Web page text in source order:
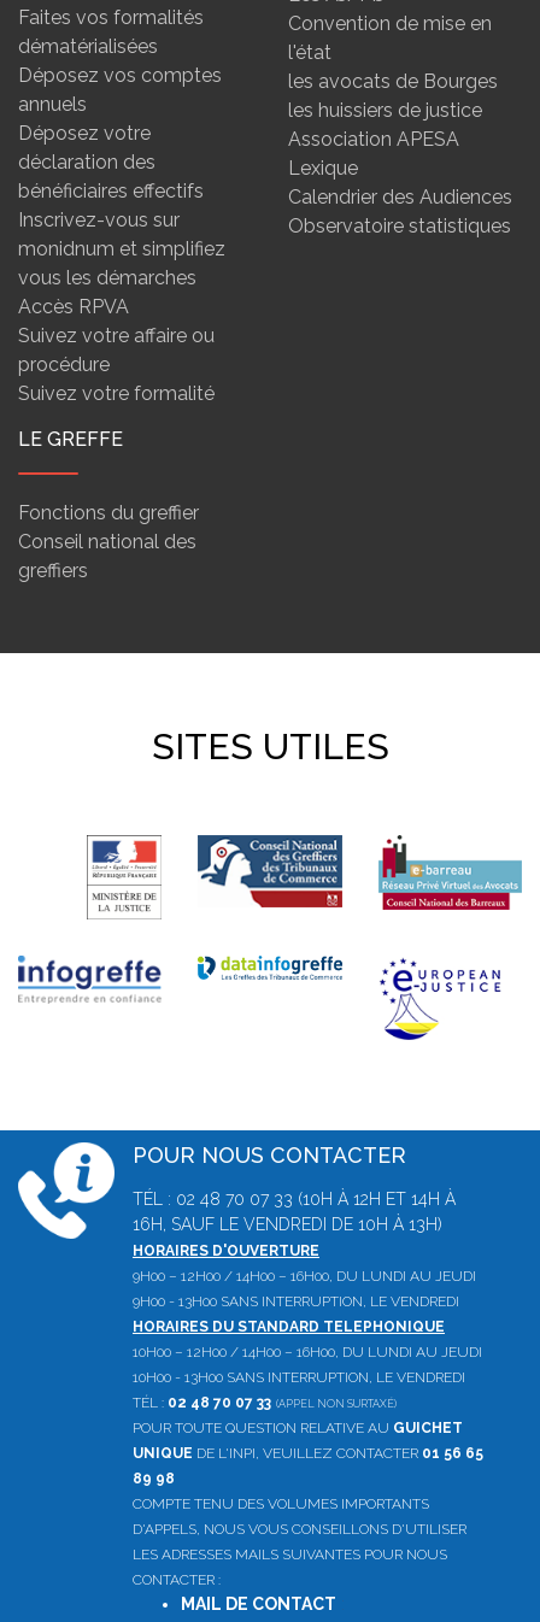
Faites vos formalités
dématérialisées
Déposez vos comptes
annuels
Déposez votre
déclaration des
bénéficiaires effectifs
Inscrivez-vous sur
monidnum et simplifiez
vous les démarches
Accès RPVA
Suivez votre affaire ou
procédure
Suivez votre formalité
Convention de mise en
l'état
les avocats de Bourges
les huissiers de justice
Association APESA
Lexique
Calendrier des Audiences
Observatoire statistiques
LE GREFFE
Fonctions du greffier
Conseil national des
greffiers
SITES UTILES
POUR NOUS CONTACTER
TÉL : 02 48 70 07 33 (10H À 12H ET 14H À
16H, SAUF LE VENDREDI DE 10H À 13H)
HORAIRES D'OUVERTURE
9H00 – 12H00 / 14H00 – 16H00, DU LUNDI AU JEUDI
9H00 - 13H00 SANS INTERRUPTION, LE VENDREDI
HORAIRES DU STANDARD TELEPHONIQUE
10H00 – 12H00 / 14H00 – 16H00, DU LUNDI AU JEUDI
10H00 - 13H00 SANS INTERRUPTION, LE VENDREDI
TÉL : 02 48 70 07 33 (APPEL NON SURTAXÉ)
POUR TOUTE QUESTION RELATIVE AU GUICHET
UNIQUE DE L'INPI, VEUILLEZ CONTACTER 01 56 65
89 98
COMPTE TENU DES VOLUMES IMPORTANTS
D'APPELS, NOUS VOUS CONSEILLONS D'UTILISER
LES ADRESSES MAILS SUIVANTES POUR NOUS
CONTACTER :
MAIL DE CONTACT